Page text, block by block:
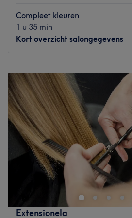
Gebruikte merken en producten:
De extra’s: -
Compleet kleuren
1 u 35 min
Kort overzicht salongegevens
Dinsdag
Woensdag
Donderdag
Vrijdag
Zaterdag
Zondag
Signature Ben Coremansin Gent is
schoonheidssalon
met een luxe,
sfeer. De haarstylisten zijn
Of je nu gaat voor een
flatterende snit of een totaal
Extensionela